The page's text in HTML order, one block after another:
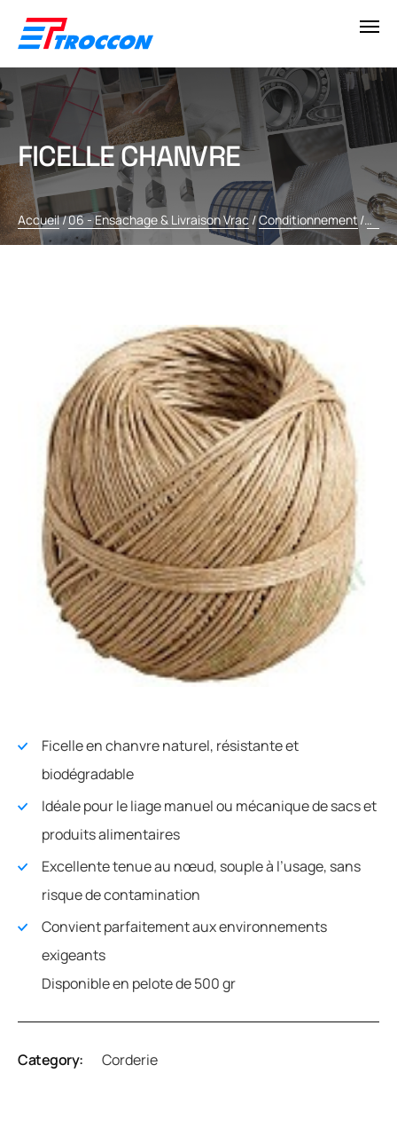
FICELLE CHANVRE
Accueil/06 - Ensachage & Livraison Vrac/Conditionnement/
Ficelle en chanvre naturel, résistante et
biodégradable
Idéale pour le liage manuel ou mécanique de sacs et
produits alimentaires
Excellente tenue au nœud, souple à l’usage, sans
risque de contamination
Convient parfaitement aux environnements
exigeants
Disponible en pelote de 500 gr
Category: Corderie